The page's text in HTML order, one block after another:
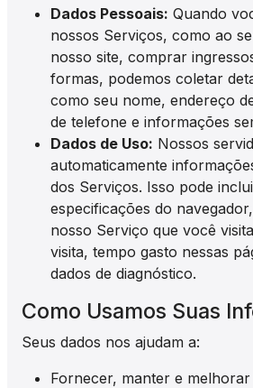
Dados Pessoais: Quando
nossos Serviços, como ao
nosso site, comprar
formas, podemos coletar
como seu nome, endereço
de telefone e informações
Dados de Uso: Nossos
automaticamente
dos Serviços. Isso pode
especificações do
nosso Serviço que você
visita, tempo gasto nessas
dados de diagnóstico.
Como Usamos Suas
Seus dados nos ajudam a:
Fornecer, manter e